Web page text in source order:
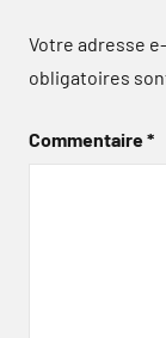
Votre adresse
obligatoires
Commentaire*